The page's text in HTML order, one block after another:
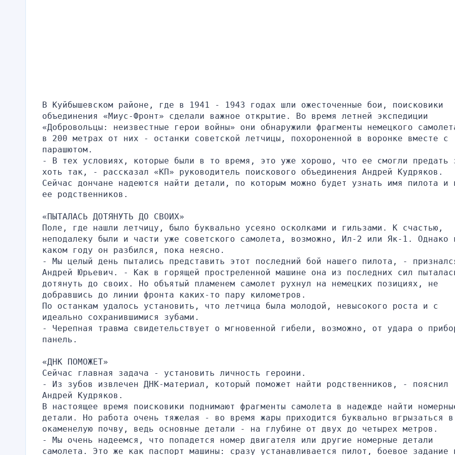
В Куйбышевском районе, где в 1941 - 1943 годах шли ожесточенные бои, поисковики
объединения «Миус-Фронт» сделали важное открытие. Во время летней экспедиции
«Добровольцы: неизвестные герои войны» они обнаружили фрагменты немецкого
в 200 метрах от них - останки советской летчицы, похороненной в воронке вместе с
парашютом.
- В тех условиях, которые были в то время, это уже хорошо, что ее смогли предать
хоть так, - рассказал «КП» руководитель поискового объединения Андрей Кудряков.
Сейчас дончане надеются найти детали, по которым можно будет узнать имя пилота и
ее родственников.
«ПЫТАЛАСЬ ДОТЯНУТЬ ДО СВОИХ»
Поле, где нашли летчицу, было буквально усеяно осколками и гильзами. К счастью,
неподалеку были и части уже советского самолета, возможно, Ил-2 или Як-1. Однако
каком году он разбился, пока неясно.
- Мы целый день пытались представить этот последний бой нашего пилота, -
Андрей Юрьевич. - Как в горящей простреленной машине она из последних сил
дотянуть до своих. Но объятый пламенем самолет рухнул на немецких позициях, не
добравшись до линии фронта каких-то пару километров.
По останкам удалось установить, что летчица была молодой, невысокого роста и с
идеально сохранившимися зубами.
- Черепная травма свидетельствует о мгновенной гибели, возможно, от удара о
панель.
«ДНК ПОМОЖЕТ»
Сейчас главная задача - установить личность героини.
- Из зубов извлечен ДНК-материал, который поможет найти родственников, - пояснил
Андрей Кудряков.
В настоящее время поисковики поднимают фрагменты самолета в надежде найти
детали. Но работа очень тяжелая - во время жары приходится буквально вгрызаться в
окаменелую почву, ведь основные детали - на глубине от двух до четырех метров.
- Мы очень надеемся, что попадется номер двигателя или другие номерные детали
самолета. Это же как паспорт машины: сразу устанавливается пилот, боевое задание